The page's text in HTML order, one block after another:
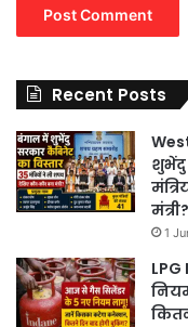
Recent Posts
शुभेंदु
मंत्री?
1